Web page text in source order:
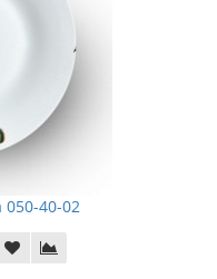
050-40-02